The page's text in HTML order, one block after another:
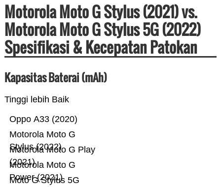
Motorola Moto G Stylus (2021) vs.
Motorola Moto G Stylus 5G (2022)
Spesifikasi & Kecepatan Patokan
Kapasitas Baterai (mAh)
Tinggi lebih Baik
Moto G Stylus 5G
Motorola Moto G
Power (2021)
Motorola Moto G Play
(2021)
Motorola Moto G
Stylus (2022)
Oppo A33 (2020)